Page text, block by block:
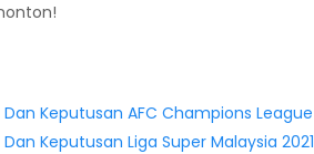
Keputusan AFC Champions League
Keputusan Liga Super Malaysia 2021